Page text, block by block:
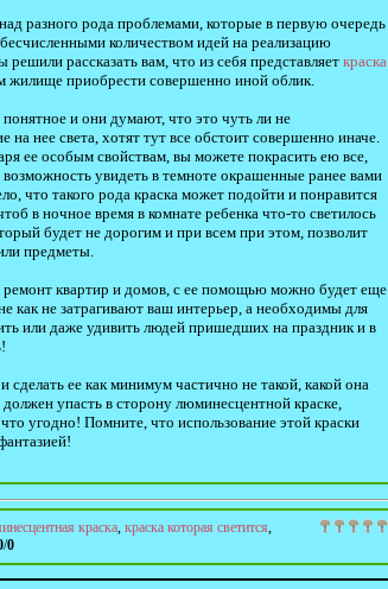
разного рода проблемами, которые в первую очередь
количеством идей на реализацию
рассказать вам, что из себя представляет краска
жилище приобрести совершенно иной облик.
и они думают, что это чуть ли не
нее света, хотят тут все обстоит совершенно иначе.
ее особым свойствам, вы можете покрасить ею все,
увидеть в темноте окрашенные ранее вами
что такого рода краска может подойти и понравится
в ночное время в комнате ребенка что-то светилось
будет не дорогим и при всем при этом, позволит
предметы.
ремонт квартир и домов, с ее помощью можно будет еще
как не затрагивают ваш интерьер, а необходимы для
или даже удивить людей пришедших на праздник и в
ее как минимум частично не такой, какой она
упасть в сторону люминесцентной краске,
угодно! Помните, что использование этой краски
краска, краска которая светится,
/0